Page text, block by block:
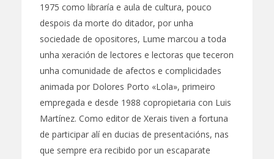
1975 como libraría e aula de cultura, pouco
despois da morte do ditador, por unha
sociedade de opositores, Lume marcou a toda
unha xeración de lectores e lectoras que teceron
unha comunidade de afectos e complicidades
animada por Dolores Porto «Lola», primeiro
empregada e desde 1988 copropietaria con Luis
Martínez. Como editor de Xerais tiven a fortuna
de participar alí en ducias de presentacións, nas
que sempre era recibido por un escaparate